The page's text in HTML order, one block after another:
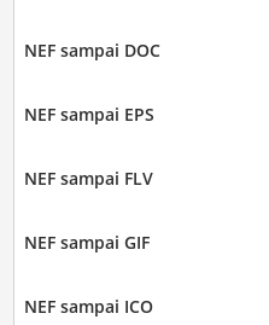
NEF sampai DOC
NEF sampai EPS
NEF sampai FLV
NEF sampai GIF
NEF sampai ICO